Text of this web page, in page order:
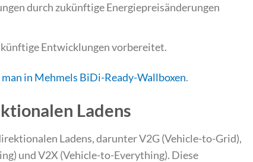
durch zukünftige Energiepreisänderungen
Entwicklungen vorbereitet.
in Mehmels BiDi-Ready-Wallboxen.
Ladens
Ladens, darunter V2G (Vehicle-to-Grid),
und V2X (Vehicle-to-Everything). Diese